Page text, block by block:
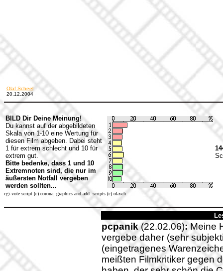
Olaf Scheel
20.12.2004
BILD Dir Deine Meinung!
Du kannst auf der abgebildeten
Skala von 1-10 eine Wertung für
diesen Film abgeben. Dabei steht
1 für extrem schlecht und 10 für
extrem gut.
Bitte bedenke, dass 1 und 10
Extremnoten sind, die nur im
äußersten Notfall vergeben
werden sollten...
cgi-vote script (c) corona, graphics and add. scripts (c) olasch
pcpanik(22.02.06): Meine
vergebe daher (sehr
(eingetragenes
meißten Filmkritiker gegen